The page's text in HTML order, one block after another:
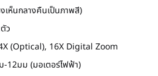
ห็นกลางคืนเป็นภาพสี)
ว
(Optical), 16X Digital Zoom
-12มม (มอเตอร์ไฟฟ้า)